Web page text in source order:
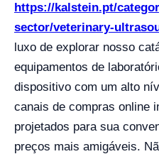
https://kalstein.pt/
sector/veterinary-
luxo de explorar nosso
equipamentos de
dispositivo com um alto
canais de compras online
projetados para sua
preços mais amigáveis.